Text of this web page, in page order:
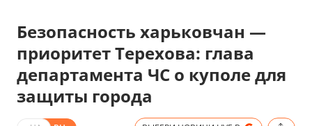
Безопасность харьковчан —
приоритет Терехова: глава
департамента ЧС о куполе для
защиты города